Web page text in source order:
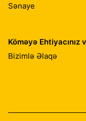
Sənaye
Köməyə Ehtiyacınız
Bizimlə Əlaqə